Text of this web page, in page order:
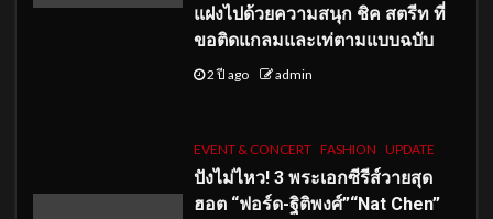
แฝงไปด้วยความสนุก ชิค สตรีท ที่
ขอติดแกลมและเท่ตามแบบฉบับ
2 ปี ago admin
EVENT & CONCERT FASHION UPDATE
ปังไม่ไหว! 3 พระเอกซีรีส์วายสุด
ฮอต “ฟอร์ด-ฐิติพงศ์”“Nat Chen”